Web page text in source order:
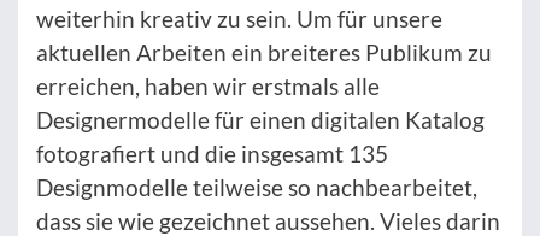
weiterhin kreativ zu sein. Um für unsere
aktuellen Arbeiten ein breiteres Publikum zu
erreichen, haben wir erstmals alle
Designermodelle für einen digitalen Katalog
fotografiert und die insgesamt 135
Designmodelle teilweise so nachbearbeitet,
dass sie wie gezeichnet aussehen. Vieles darin